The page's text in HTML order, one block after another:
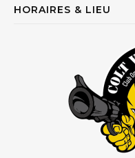
HORAIRES & LIEU